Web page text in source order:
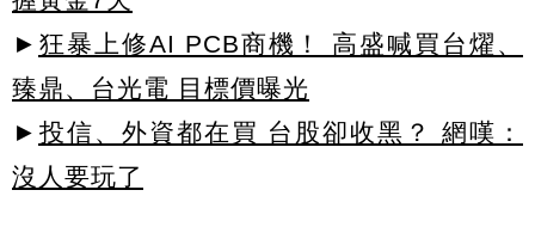
► 狂暴上修AI PCB商機！ 高盛喊買台燿、
臻鼎、台光電 目標價曝光
► 投信、外資都在買 台股卻收黑？ 網嘆：
沒人要玩了